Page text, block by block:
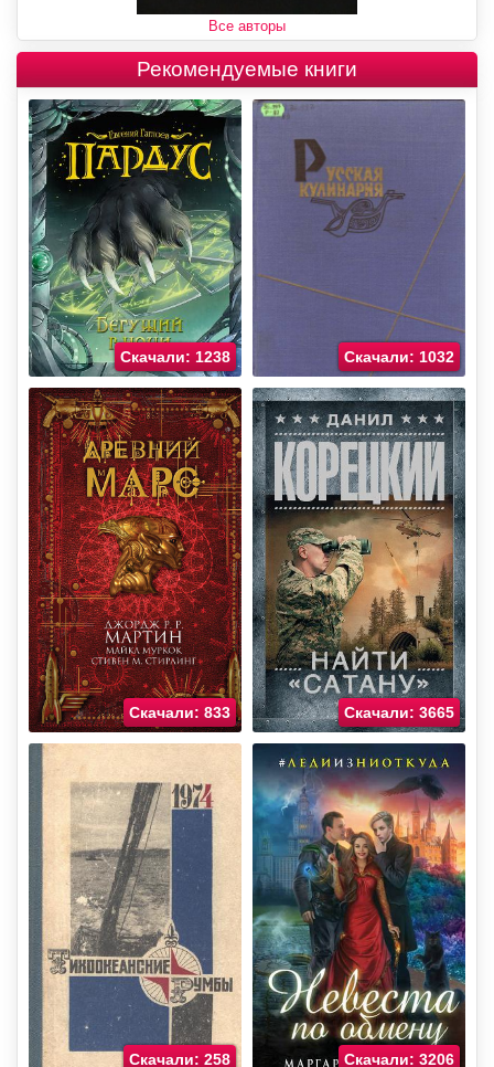
Все авторы
Рекомендуемые книги
Скачали: 1238 Скачали: 1032
Скачали: 833 Скачали: 3665
Скачали: 258 Скачали: 3206